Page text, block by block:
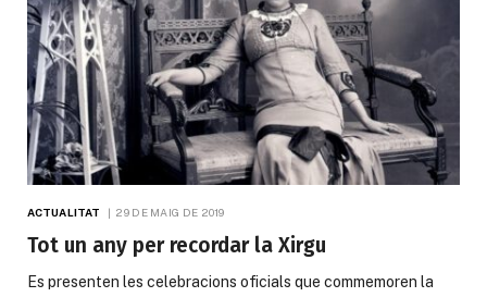
ACTUALITAT 29 DE MAIG DE 2019
Tot un any per recordar la Xirgu
Es presenten les celebracions oficials que commemoren la